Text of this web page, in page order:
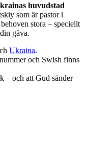
huvudstad
som är pastor i
stora – speciellt
gåva.
Ukraina.
och Swish finns
– och att Gud sänder